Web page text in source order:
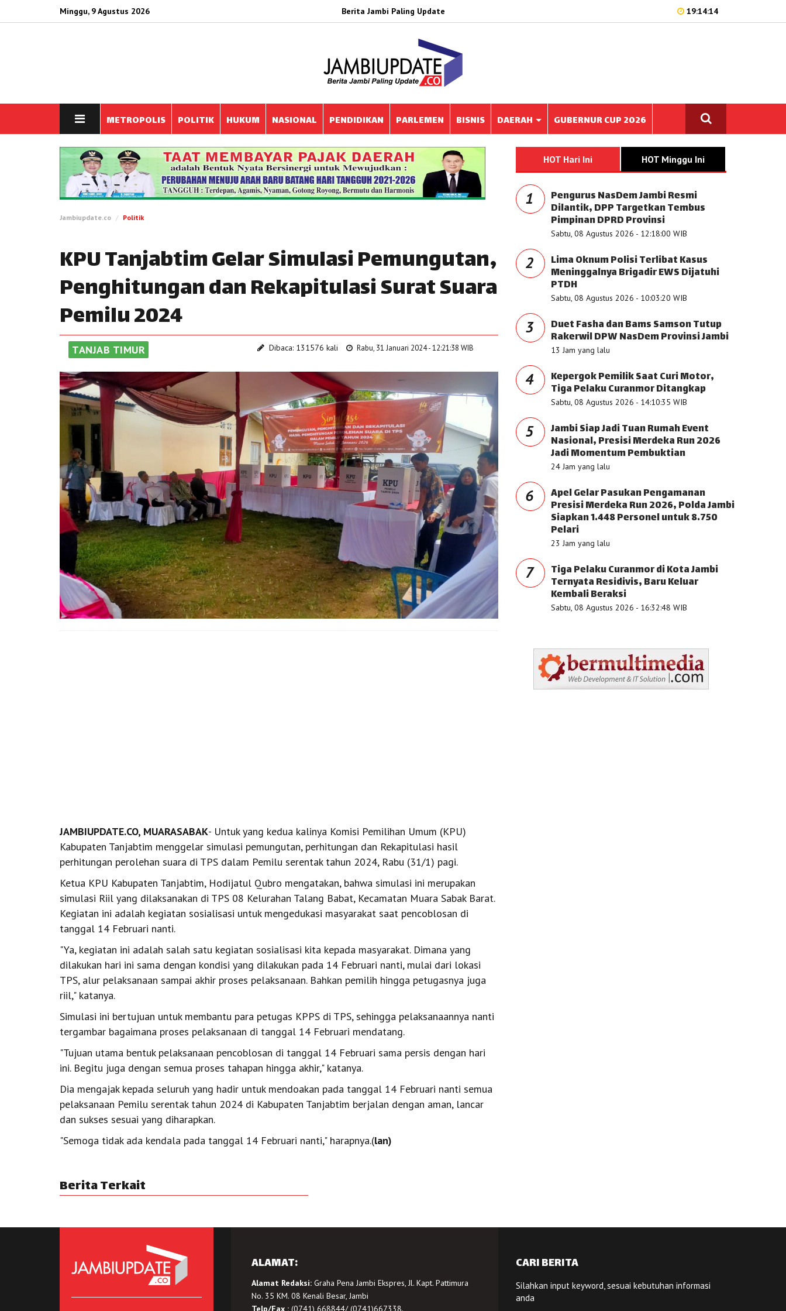
Minggu, 9 Agustus 2026 Berita Jambi Paling Update 19:14:14
METROPOLIS POLITIK HUKUM NASIONAL PENDIDIKAN PARLEMEN BISNIS DAERAH GUBERNUR CUP 2026
Jambiupdate.co Politik
KPU Tanjabtim Gelar Simulasi Pemungutan,
Penghitungan dan Rekapitulasi Surat Suara
Pemilu 2024
TANJAB TIMUR Dibaca: 131576 kali Rabu, 31 Januari 2024 - 12:21:38 WIB
JAMBIUPDATE.CO, MUARASABAK- Untuk yang kedua kalinya Komisi Pemilihan Umum (KPU)
Kabupaten Tanjabtim menggelar simulasi pemungutan, perhitungan dan Rekapitulasi hasil
perhitungan perolehan suara di TPS dalam Pemilu serentak tahun 2024, Rabu (31/1) pagi.
Ketua KPU Kabupaten Tanjabtim, Hodijatul Qubro mengatakan, bahwa simulasi ini merupakan
simulasi Riil yang dilaksanakan di TPS 08 Kelurahan Talang Babat, Kecamatan Muara Sabak Barat.
Kegiatan ini adalah kegiatan sosialisasi untuk mengedukasi masyarakat saat pencoblosan di
tanggal 14 Februari nanti.
"Ya, kegiatan ini adalah salah satu kegiatan sosialisasi kita kepada masyarakat. Dimana yang
dilakukan hari ini sama dengan kondisi yang dilakukan pada 14 Februari nanti, mulai dari lokasi
TPS, alur pelaksanaan sampai akhir proses pelaksanaan. Bahkan pemilih hingga petugasnya juga
riil," katanya.
Simulasi ini bertujuan untuk membantu para petugas KPPS di TPS, sehingga pelaksanaannya nanti
tergambar bagaimana proses pelaksanaan di tanggal 14 Februari mendatang.
"Tujuan utama bentuk pelaksanaan pencoblosan di tanggal 14 Februari sama persis dengan hari
ini. Begitu juga dengan semua proses tahapan hingga akhir," katanya.
Dia mengajak kepada seluruh yang hadir untuk mendoakan pada tanggal 14 Februari nanti semua
pelaksanaan Pemilu serentak tahun 2024 di Kabupaten Tanjabtim berjalan dengan aman, lancar
dan sukses sesuai yang diharapkan.
"Semoga tidak ada kendala pada tanggal 14 Februari nanti," harapnya.(lan)
Berita Terkait
HOT Hari Ini HOT Minggu Ini
1 Pengurus NasDem Jambi Resmi
Dilantik, DPP Targetkan Tembus
Pimpinan DPRD Provinsi
Sabtu, 08 Agustus 2026 - 12:18:00 WIB
2 Lima Oknum Polisi Terlibat Kasus
Meninggalnya Brigadir EWS Dijatuhi
PTDH
Sabtu, 08 Agustus 2026 - 10:03:20 WIB
3 Duet Fasha dan Bams Samson Tutup
Rakerwil DPW NasDem Provinsi Jambi
13 Jam yang lalu
4 Kepergok Pemilik Saat Curi Motor,
Tiga Pelaku Curanmor Ditangkap
Sabtu, 08 Agustus 2026 - 14:10:35 WIB
5 Jambi Siap Jadi Tuan Rumah Event
Nasional, Presisi Merdeka Run 2026
Jadi Momentum Pembuktian
24 Jam yang lalu
6 Apel Gelar Pasukan Pengamanan
Presisi Merdeka Run 2026, Polda Jambi
Siapkan 1.448 Personel untuk 8.750
Pelari
23 Jam yang lalu
7 Tiga Pelaku Curanmor di Kota Jambi
Ternyata Residivis, Baru Keluar
Kembali Beraksi
Sabtu, 08 Agustus 2026 - 16:32:48 WIB
ALAMAT:
Alamat Redaksi:Graha Pena Jambi Ekspres, Jl. Kapt. Pattimura
No. 35 KM. 08 Kenali Besar, Jambi
Telp/Fax :(0741) 668844/ (0741)667338.
CARI BERITA
Silahkan input keyword, sesuai kebutuhan informasi
anda